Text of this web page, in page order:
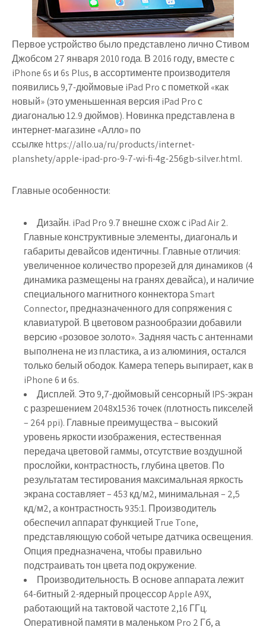
Первое устройство было представлено лично Стивом
Джобсом 27 января 2010 года. В 2016 году, вместе с
iPhone 6s и 6s Plus, в ассортименте производителя
появились 9,7-дюймовые iPad Pro с пометкой «как
новый» (это уменьшенная версия iPad Pro с
диагональю 12.9 дюймов). Новинка представлена в
интернет-магазине «Алло» по
ссылке https://allo.ua/ru/products/internet-
planshety/apple-ipad-pro-9-7-wi-fi-4g-256gb-silver.html.
Главные особенности:
Дизайн. iPad Pro 9.7 внешне схож с iPad Air 2.
Главные конструктивные элементы, диагональ и
габариты девайсов идентичны. Главные отличия:
увеличенное количество прорезей для динамиков (4
динамика размещены на гранях девайса), и наличие
специального магнитного коннектора Smart
Connector, предназначенного для сопряжения с
клавиатурой. В цветовом разнообразии добавили
версию «розовое золото». Задняя часть с антеннами
выполнена не из пластика, а из алюминия, остался
только белый ободок. Камера теперь выпирает, как в
iPhone 6 и 6s.
Дисплей. Это 9,7-дюймовый сенсорный IPS-экран
с разрешением 2048х1536 точек (плотность пикселей
– 264 ppi). Главные преимущества – высокий
уровень яркости изображения, естественная
передача цветовой гаммы, отсутствие воздушной
прослойки, контрастность, глубина цветов. По
результатам тестирования максимальная яркость
экрана составляет – 453 кд/м2, минимальная – 2,5
кд/м2, а контрастность 935:1. Производитель
обеспечил аппарат функцией True Tone,
представляющую собой четыре датчика освещения.
Опция предназначена, чтобы правильно
подстраивать тон цвета под окружение.
Производительность. В основе аппарата лежит
64-битный 2-ядерный процессор Apple A9X,
работающий на тактовой частоте 2,16 ГГц.
Оперативной памяти в маленьком Pro 2 Гб, а